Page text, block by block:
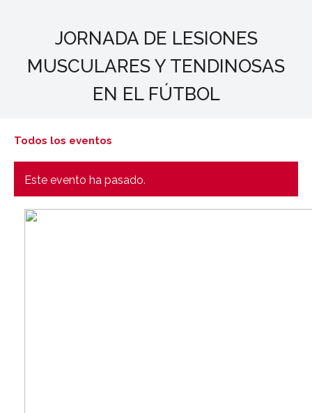
JORNADA DE LESIONES
MUSCULARES Y TENDINOSAS
EN EL FÚTBOL
Todos los eventos
Este evento ha pasado.